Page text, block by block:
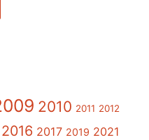
2010 2011 2012
2016 2017 2019 2021